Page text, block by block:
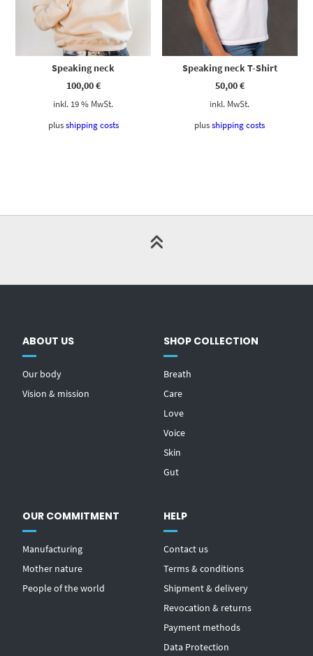
Speaking neck
100,00€
inkl. 19 % MwSt.
plus shipping costs
Speaking neck T-Shirt
50,00€
inkl. MwSt.
plusshipping costs
ABOUT US
Our body
Vision & mission
SHOP COLLECTION
Breath
Care
Love
Voice
Skin
Gut
OUR COMMITMENT
Manufacturing
Mother nature
People of the world
HELP
Contact us
Terms & conditions
Shipment & delivery
Revocation & returns
Payment methods
Data Protection